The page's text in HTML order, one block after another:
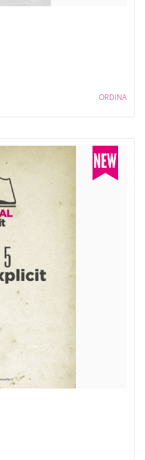
ORDINA